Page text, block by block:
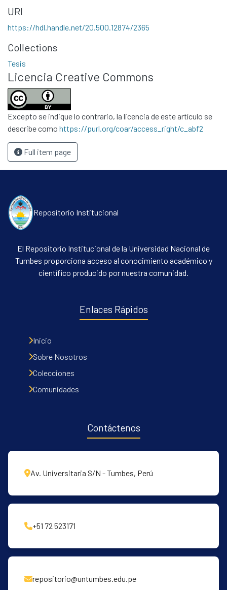
URI
https://hdl.handle.net/20.500.12874/2365
Collections
Tesis
Licencia Creative Commons
Excepto se indique lo contrario, la licencia de este artículo se
describe como https://purl.org/coar/access_right/c_abf2
Full item page
Repositorio Institucional
El Repositorio Institucional de la Universidad Nacional de
Tumbes proporciona acceso al conocimiento académico y
científico producido por nuestra comunidad.
Enlaces Rápidos
Inicio
Sobre Nosotros
Colecciones
Comunidades
Contáctenos
Av. Universitaria S/N - Tumbes, Perú
+51 72 523171
repositorio@untumbes.edu.pe